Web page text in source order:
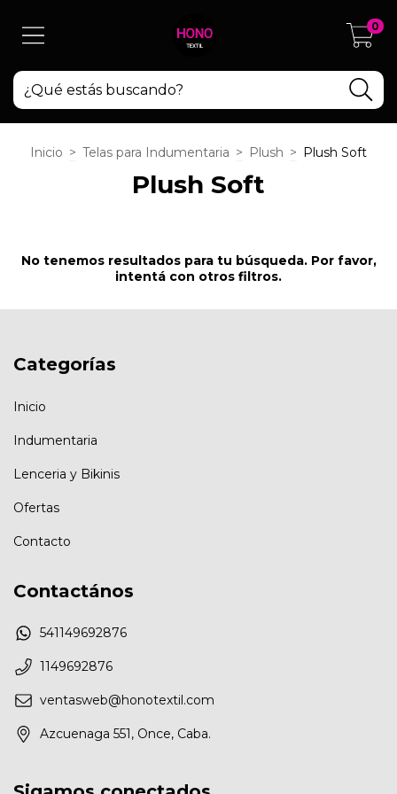
0
Inicio > Telas para Indumentaria > Plush > Plush Soft
Plush Soft
No tenemos resultados para tu búsqueda. Por favor,
intentá con otros filtros.
Categorías
Inicio
Indumentaria
Lenceria y Bikinis
Ofertas
Contacto
Contactános
541149692876
1149692876
ventasweb@honotextil.com
Azcuenaga 551, Once, Caba.